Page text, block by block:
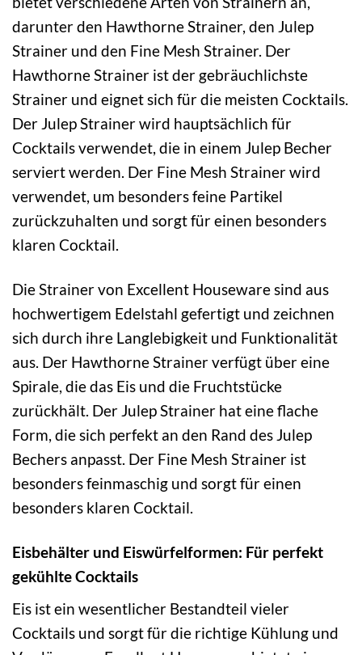
darunter den Hawthorne Strainer, den Julep
Strainer und den Fine Mesh Strainer. Der
Hawthorne Strainer ist der gebräuchlichste
Strainer und eignet sich für die meisten Cocktails.
Der Julep Strainer wird hauptsächlich für
Cocktails verwendet, die in einem Julep Becher
serviert werden. Der Fine Mesh Strainer wird
verwendet, um besonders feine Partikel
zurückzuhalten und sorgt für einen besonders
klaren Cocktail.
Die Strainer von Excellent Houseware sind aus
hochwertigem Edelstahl gefertigt und zeichnen
sich durch ihre Langlebigkeit und Funktionalität
aus. Der Hawthorne Strainer verfügt über eine
Spirale, die das Eis und die Fruchtstücke
zurückhält. Der Julep Strainer hat eine flache
Form, die sich perfekt an den Rand des Julep
Bechers anpasst. Der Fine Mesh Strainer ist
besonders feinmaschig und sorgt für einen
besonders klaren Cocktail.
Eisbehälter und Eiswürfelformen: Für perfekt
gekühlte Cocktails
Eis ist ein wesentlicher Bestandteil vieler
Cocktails und sorgt für die richtige Kühlung und